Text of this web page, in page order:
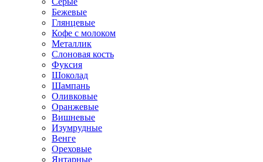
Бежевые
Глянцевые
Кофе с молоком
Металлик
Слоновая кость
Фуксия
Шоколад
Шампань
Оливковые
Оранжевые
Вишневые
Изумрудные
Венге
Ореховые
Янтарные